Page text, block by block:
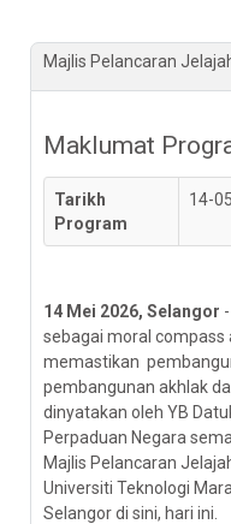
Majlis Pelancaran
Maklumat
Tarikh
Program
14-
14 Mei 2026, Selangor
sebagai moral compass
memastikan
pembangunan akhlak
dinyatakan oleh YB
Perpaduan Negara
Majlis Pelancaran
Universiti Teknologi
Selangor di sini, hari ini.